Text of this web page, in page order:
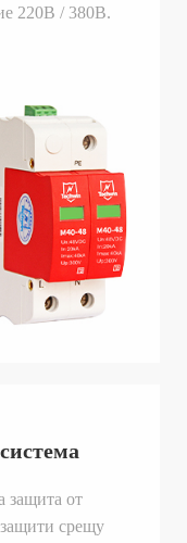
220В / 380В.
защита от
срещу